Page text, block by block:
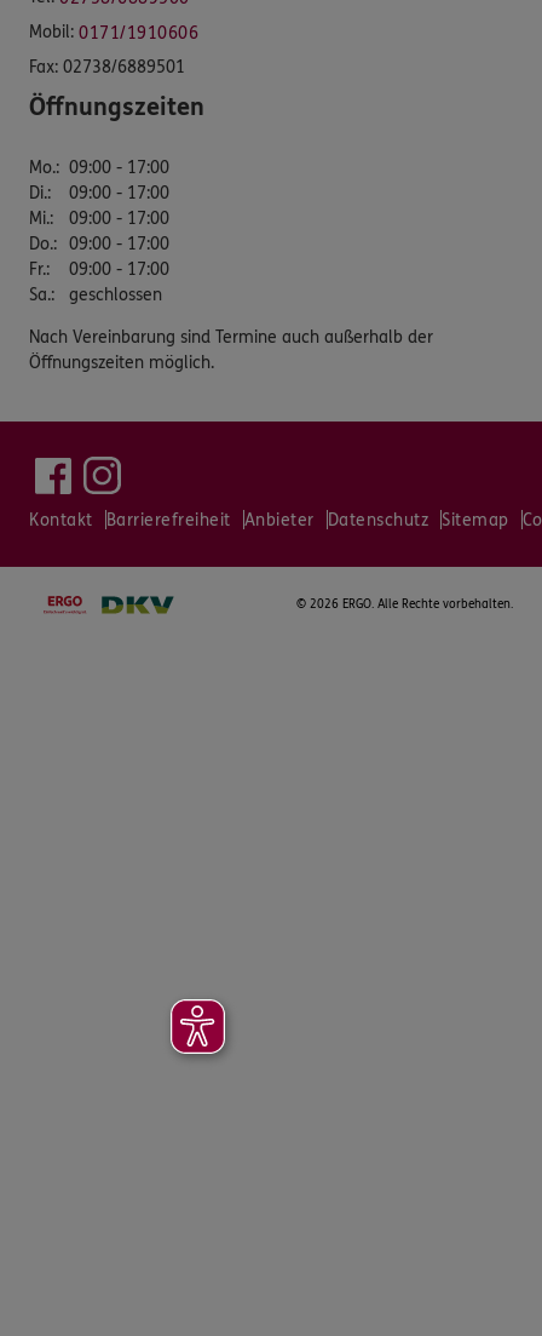
Mobil: 0171/1910606
Fax: 02738/6889501
Öffnungszeiten
Mo.: 09:00 - 17:00
Di.:
09:00 - 17:00
Mi.:
09:00 - 17:00
Do.: 09:00 - 17:00
Fr.:
09:00 - 17:00
Sa.: geschlossen
Nach Vereinbarung sind Termine auch außerhalb der
Öffnungszeiten möglich.
Kontakt Barrierefreiheit Anbieter Datenschutz Sitemap
© 2026 ERGO. Alle Rechte vorbehalten.